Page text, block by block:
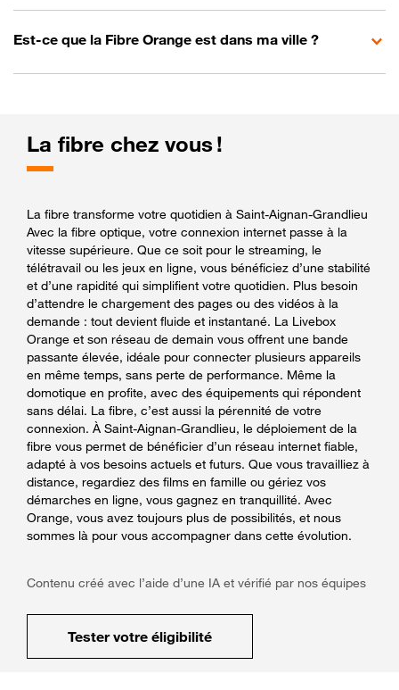
Est-ce que la Fibre Orange est dans ma ville ?
La fibre chez vous !
La fibre transforme votre quotidien à Saint-Aignan-Grandlieu
Avec la fibre optique, votre connexion internet passe à la
vitesse supérieure. Que ce soit pour le streaming, le
télétravail ou les jeux en ligne, vous bénéficiez d’une stabilité
et d’une rapidité qui simplifient votre quotidien. Plus besoin
d’attendre le chargement des pages ou des vidéos à la
demande : tout devient fluide et instantané. La Livebox
Orange et son réseau de demain vous offrent une bande
passante élevée, idéale pour connecter plusieurs appareils
en même temps, sans perte de performance. Même la
domotique en profite, avec des équipements qui répondent
sans délai. La fibre, c’est aussi la pérennité de votre
connexion. À Saint-Aignan-Grandlieu, le déploiement de la
fibre vous permet de bénéficier d’un réseau internet fiable,
adapté à vos besoins actuels et futurs. Que vous travailliez à
distance, regardiez des films en famille ou gériez vos
démarches en ligne, vous gagnez en tranquillité. Avec
Orange, vous avez toujours plus de possibilités, et nous
sommes là pour vous accompagner dans cette évolution.
Contenu créé avec l’aide d’une IA et vérifié par nos équipes
Tester votre éligibilité